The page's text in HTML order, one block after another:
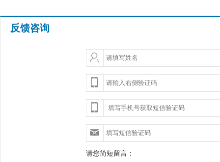
反馈咨询
请您简短留言：